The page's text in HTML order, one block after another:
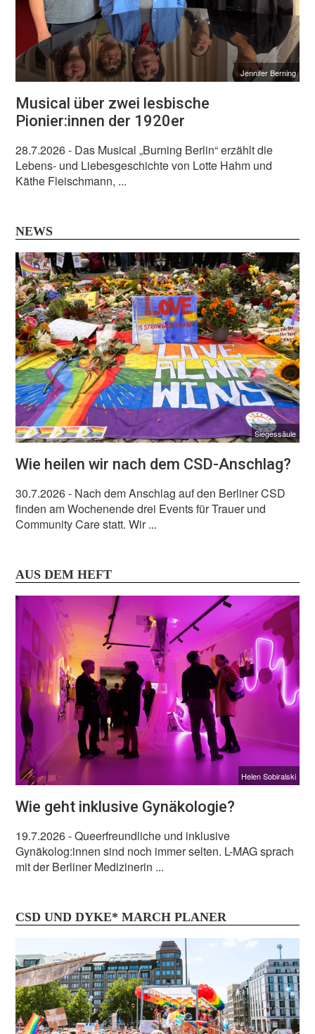
Jennifer Berning
Musical über zwei lesbische
Pionier:innen der 1920er
28.7.2026- Das Musical „Burning Berlin“ erzählt die
Lebens- und Liebesgeschichte von Lotte Hahm und
Käthe Fleischmann, ...
NEWS
Siegessäule
Wie heilen wir nach dem CSD-Anschlag?
30.7.2026- Nach dem Anschlag auf den Berliner CSD
finden am Wochenende drei Events für Trauer und
Community Care statt. Wir ...
AUS DEM HEFT
Helen Sobiralski
Wie geht inklusive Gynäkologie?
19.7.2026- Queerfreundliche und inklusive
Gynäkolog:innen sind noch immer selten. L-MAG sprach
mit der Berliner Medizinerin ...
CSD UND DYKE* MARCH PLANER